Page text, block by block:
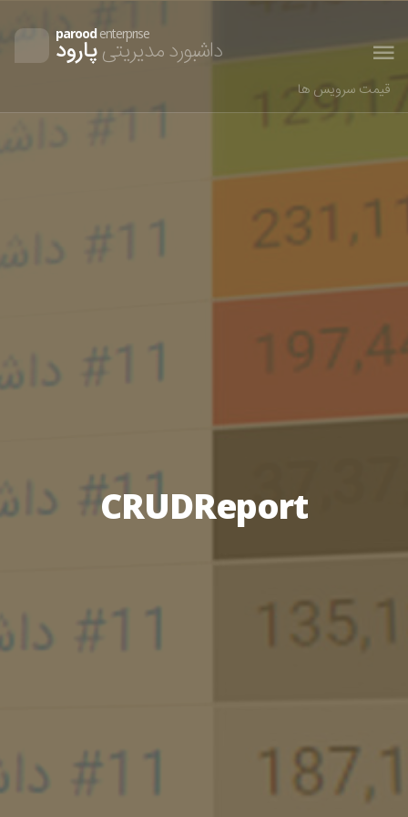
paroodenterprıse
داشبورد مدیریتیپارود
قیمت سرویس ها
CRUDReport